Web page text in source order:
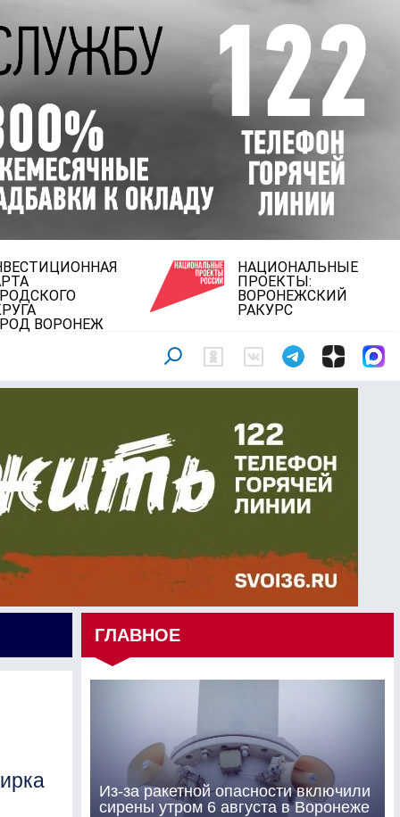
ВОРОНЕЖ
НАЦИОНАЛЬНЫЕ
ПРОЕКТЫ:
ВОРОНЕЖСКИЙ
РАКУРС
ГЛАВНОЕ
Из-за ракетной опасности включили
сирены утром 6 августа в Воронеже